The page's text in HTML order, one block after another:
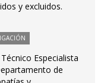
y excluidos.
Especialista
de